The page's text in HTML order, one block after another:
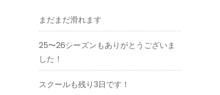
まだまだ滑れます
25〜26シーズンもありがとうございま
した！
スクールも残り3日です！